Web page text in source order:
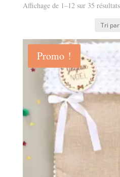
Affichage de 1–12 sur 35 résultats
Promo !